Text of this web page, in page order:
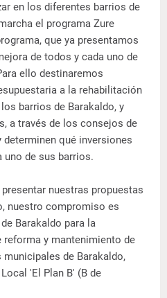
en los diferentes barrios de
el programa Zure
que ya presentamos
de todos y cada uno de
ello destinaremos
a la rehabilitación
barrios de Barakaldo, y
a través de los consejos de
qué inversiones
uno de sus barrios.
nuestras propuestas
nuestro compromiso es
Barakaldo para la
reforma y mantenimiento de
de Barakaldo,
'El Plan B' (B de